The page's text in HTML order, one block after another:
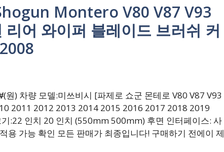
Montero V80 V87 V93
어 와이퍼 블레이드 브러쉬 커
) 차량 모델:미쓰비시 [파제로 쇼군 몬테로 V80 V87 V93
2011 2012 2013 2014 2015 2016 2017 2018 2019
:22 인치 20 인치 (550mm 500mm) 후면 인터페이스: 사
용 가능 확인 모든 판매가 최종입니다! 구매하기 전에이 제